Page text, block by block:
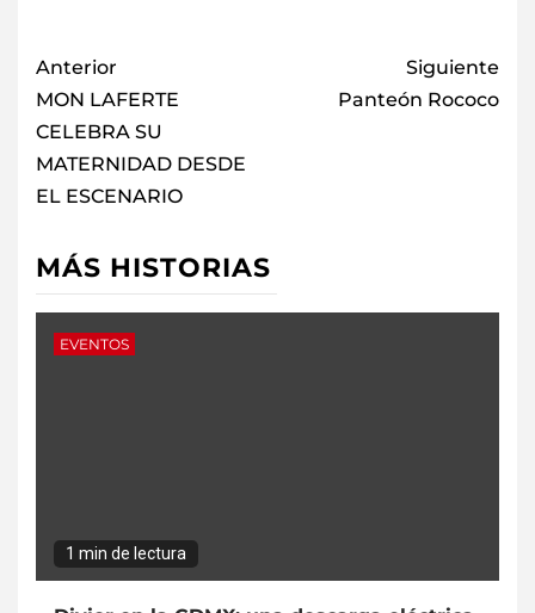
Anterior
MON LAFERTE
CELEBRA SU
MATERNIDAD DESDE
EL ESCENARIO
Siguiente
Panteón Rococo
MÁS HISTORIAS
EVENTOS
1 min de lectura